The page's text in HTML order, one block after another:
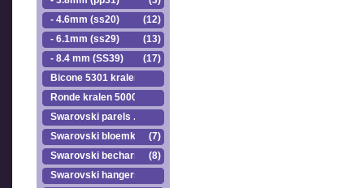
- 4.6mm (ss20)
(12)
- 6.1mm (ss29)
(13)
- 8.4 mm (SS39)
(17)
Bicone 5301 kralen.
Ronde kralen 5000
Swarovski parels ..
Swarovski bloemkr..
(7)
Swarovski becharmed(8)
Swarovski hangers